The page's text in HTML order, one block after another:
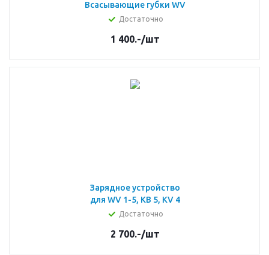
Всасывающие губки WV
Достаточно
1 400.-/шт
Зарядное устройство
для WV 1-5, KB 5, KV 4
Достаточно
2 700.-/шт